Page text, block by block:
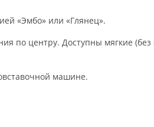
«Эмбо» или «Глянец».
по центру. Доступны мягкие (без
машине.